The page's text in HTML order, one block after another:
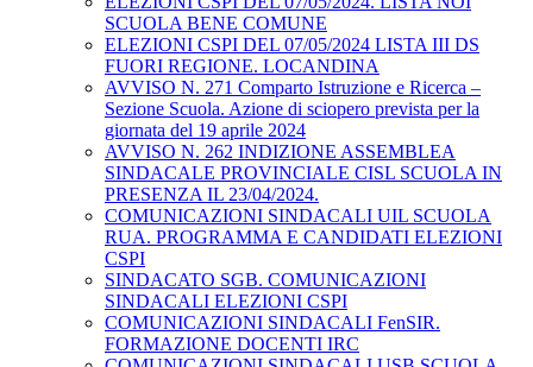
SCUOLA BENE COMUNE
ELEZIONI CSPI DEL 07/05/2024 LISTA III DS
FUORI REGIONE. LOCANDINA
AVVISO N. 271 Comparto Istruzione e Ricerca –
Sezione Scuola. Azione di sciopero prevista per la
giornata del 19 aprile 2024
AVVISO N. 262 INDIZIONE ASSEMBLEA
SINDACALE PROVINCIALE CISL SCUOLA IN
PRESENZA IL 23/04/2024.
COMUNICAZIONI SINDACALI UIL SCUOLA
RUA. PROGRAMMA E CANDIDATI ELEZIONI
CSPI
SINDACATO SGB. COMUNICAZIONI
SINDACALI ELEZIONI CSPI
COMUNICAZIONI SINDACALI FenSIR.
FORMAZIONE DOCENTI IRC